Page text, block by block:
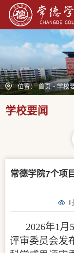
位置：首页-学校
学校要闻
常德学院7个项
2026年1
评审委员会发